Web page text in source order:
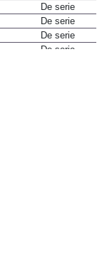
De serie
De serie
De serie
De serie